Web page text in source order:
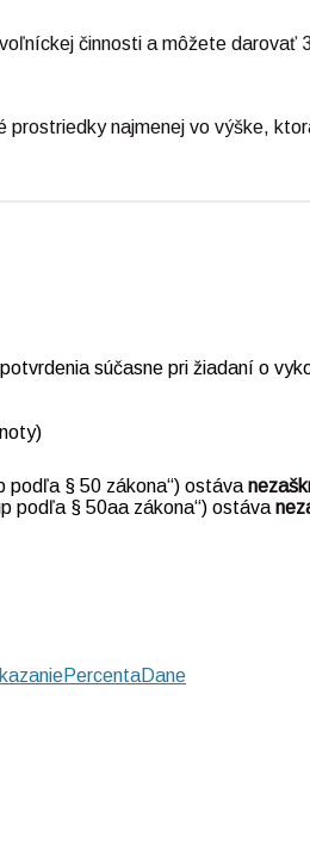
činnosti a môžete darovať
najmenej vo výške,
súčasne pri žiadaní o
podľa § 50 zákona“) ostáva
podľa § 50aa zákona“) ostáva